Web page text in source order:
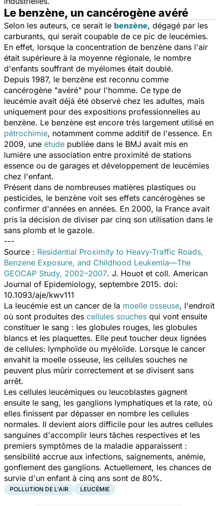
Le benzène, un cancérogène avéré
Selon les auteurs, ce serait le benzène, dégagé par les
carburants, qui serait coupable de ce pic de leucémies.
En effet, lorsque la concentration de benzène dans l'air
était supérieure à la moyenne régionale, le nombre
d'enfants souffrant de myélomes était doublé.
Depuis 1987, le benzène est reconnu comme
cancérogène "avéré" pour l'homme. Ce type de
leucémie avait déjà été observé chez les adultes, mais
uniquement pour des expositions professionnelles au
benzène. Le benzène est encore très largement utilisé en
pétrochimie, notamment comme additif de l'essence. En
2009, une étude publiée dans le BMJ avait mis en
lumière une association entre proximité de stations
essence ou de garages et développement de leucémies
chez l'enfant.
Présent dans de nombreuses matières plastiques ou
pesticides, le benzène voit ses effets cancérogènes se
confirmer d'années en années. En 2000, la France avait
pris la décision de diviser par cinq son utilisation dans le
sans plomb et le gazole.
---
Source : Residential Proximity to Heavy-Traffic Roads,
Benzene Exposure, and Childhood Leukemia—The
GEOCAP Study, 2002–2007. J. Houot et coll. American
Journal of Epidemiology, septembre 2015. doi:
10.1093/aje/kwv111
La leucémie est un cancer de la moelle osseuse, l'endroit
où sont produites des cellules souches qui vont ensuite
constituer le sang : les globules rouges, les globules
blancs et les plaquettes. Elle peut toucher deux lignées
de cellules: lymphoïde ou myéloïde. Lorsque le cancer
envahit la moelle osseuse, les cellules souches ne
peuvent plus mûrir correctement et se divisent sans
arrêt.
Les cellules leucémiques ou leucoblastes gagnent
ensuite le sang, les ganglions lymphatiques et la rate, où
elles finissent par dépasser en nombre les cellules
normales. Il devient alors difficile pour les autres cellules
sanguines d'accomplir leurs tâches respectives et les
premiers symptômes de la maladie apparaissent :
sensibilité accrue aux infections, saignements, anémie,
gonflement des ganglions. Actuellement, les chances de
survie d'un enfant à cinq ans sont de 80%.
POLLUTION DE L'AIR LEUCÉMIE